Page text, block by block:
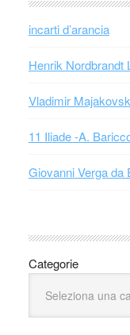
incarti d’arancia
Henrik Nordbrandt
Vladimir
11 Iliade -A.
Giovanni Verga da
Categorie